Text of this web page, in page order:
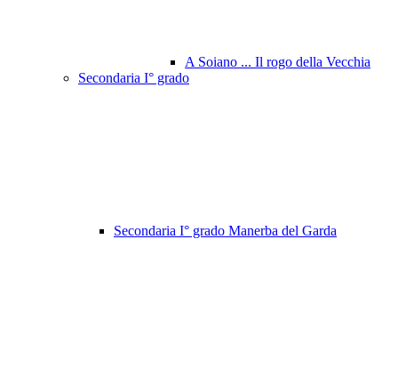
A Soiano ... Il rogo della Vecchia
Secondaria I° grado
Secondaria I° grado Manerba del Garda